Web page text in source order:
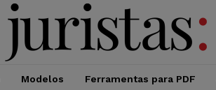
Modelos Ferramentas para PDF